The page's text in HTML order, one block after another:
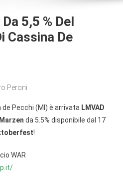
5,5 % Del
Cassina De
Peroni
de Pecchi (MI) è arrivata LMVAD
Marzen da 5.5% disponibile dal 17
!
WAR